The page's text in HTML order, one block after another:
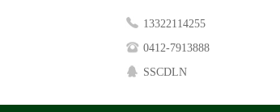
13322114255
0412-7913888
SSCDLN